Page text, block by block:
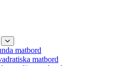
matbord
matbord